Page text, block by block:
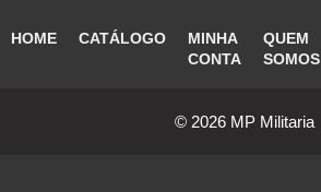
HOME CATÁLOGO
MINHA
CONTA
QUEM
SOMOS
© 2026 MP Militaria